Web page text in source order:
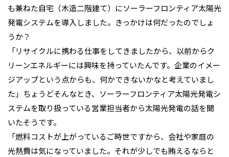
も兼ねた自宅（木造二階建て）にソーラーフロンティア太陽光
発電システムを導入しました。きっかけは何だったのでしょ
うか？
「リサイクルに携わる仕事をしてきましたから、以前からク
リーンエネルギーには興味を持っていたんです。企業のイメー
ジアップという点からも、何かできないかなと考えていまし
た」ちょうどそんなとき、ソーラーフロンティア太陽光発電シ
ステムを取り扱っている営業担当者から太陽光発電の話を聞
いたそうです。
「燃料コストが上がっているご時世ですから、会社や家庭の
光熱費は気になっていました。それが少しでも賄えるならと